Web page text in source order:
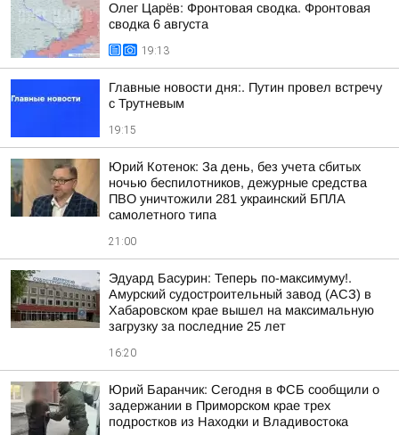
Олег Царёв: Фронтовая сводка. Фронтовая
сводка 6 августа
19:13
Главные новости дня:. Путин провел встречу
с Трутневым
19:15
Юрий Котенок: За день, без учета сбитых
ночью беспилотников, дежурные средства
ПВО уничтожили 281 украинский БПЛА
самолетного типа
21:00
Эдуард Басурин: Теперь по-максимуму!.
Амурский судостроительный завод (АСЗ) в
Хабаровском крае вышел на максимальную
загрузку за последние 25 лет
16:20
Юрий Баранчик: Сегодня в ФСБ сообщили о
задержании в Приморском крае трех
подростков из Находки и Владивостока